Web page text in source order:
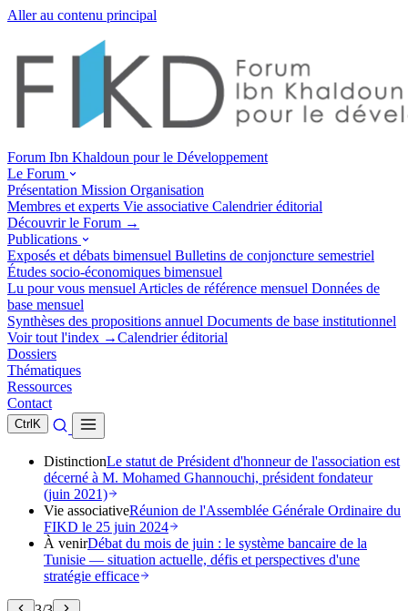
Aller au contenu principal
Forum Ibn Khaldoun pour le Développement
Le Forum
Présentation Mission Organisation
Membres et experts Vie associative Calendrier éditorial
Découvrir le Forum →
Publications
Exposés et débats bimensuel Bulletins de conjoncture semestriel
Études socio-économiques bimensuel
Lu pour vous mensuel Articles de référence mensuel Données de
base mensuel
Synthèses des propositions annuel Documents de base institutionnel
Voir tout l'index →Calendrier éditorial
Dossiers
Thématiques
Ressources
Contact
Ctrl K
DistinctionLe statut de Président d'honneur de l'association est
décerné à M. Mohamed Ghannouchi, président fondateur
(juin 2021)
Vie associativeRéunion de l'Assemblée Générale Ordinaire du
FIKD le 25 juin 2024
À venirDébat du mois de juin : le système bancaire de la
Tunisie — situation actuelle, défis et perspectives d'une
stratégie efficace